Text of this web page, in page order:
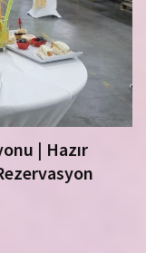
| Hazır